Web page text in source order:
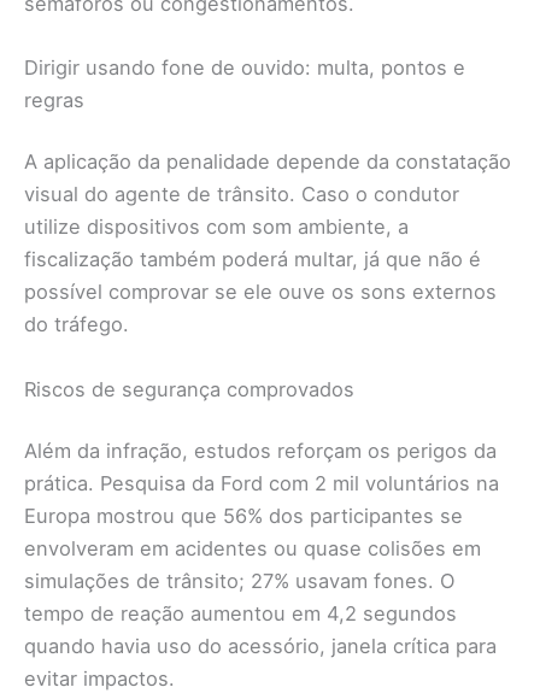
Dirigir usando fone de ouvido: multa, pontos e
regras
A aplicação da penalidade depende da constatação
visual do agente de trânsito. Caso o condutor
utilize dispositivos com som ambiente, a
fiscalização também poderá multar, já que não é
possível comprovar se ele ouve os sons externos
do tráfego.
Riscos de segurança comprovados
Além da infração, estudos reforçam os perigos da
prática. Pesquisa da Ford com 2 mil voluntários na
Europa mostrou que 56% dos participantes se
envolveram em acidentes ou quase colisões em
simulações de trânsito; 27% usavam fones. O
tempo de reação aumentou em 4,2 segundos
quando havia uso do acessório, janela crítica para
evitar impactos.